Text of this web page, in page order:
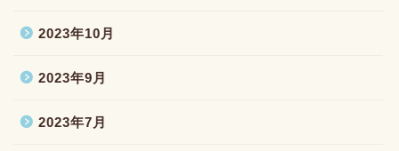
2023年10月
2023年9月
2023年7月